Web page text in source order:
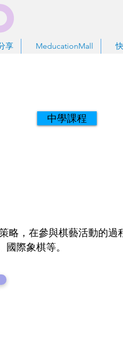
享 MeducationMall
略，在參與棋藝活動的過
際象棋等。
中學課程